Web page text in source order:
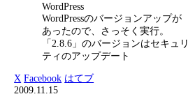
WordPress
WordPressのバージョンアップが
あったので、さっそく実行。
「2.8.6」のバージョンはセキュリ
ティのアップデート
X Facebook はてブ
2009.11.15